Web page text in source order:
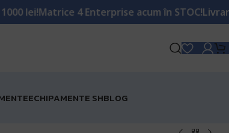
Matrice 4 Enterprise acum în STOC! Livrare
ECHIPAMENTE SHBLOG